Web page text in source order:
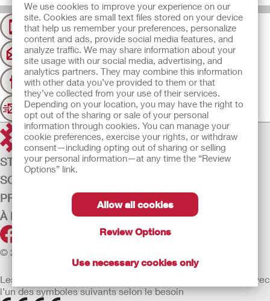
We use cookies to improve your experience on our
site. Cookies are small text files stored on your device
that help us remember your preferences, personalize
content and ads, provide social media features, and
analyze traffic. We may share information about your
site usage with our social media, advertising, and
analytics partners. They may combine this information
with other data you’ve provided to them or that
they’ve collected from your use of their services.
Depending on your location, you may have the right to
opt out of the sharing or sale of your personal
information through cookies. You can manage your
cookie preferences, exercise your rights, or withdraw
consent—including opting out of sharing or selling
your personal information—at any time the “Review
Options” link.
Allow all cookies
Review Options
Use necessary cookies only
Contactez-nous
0800 90626
Cliquez ici pour envoyer un email
Contactez-nous!
Visitez Hollister Incorporated sur Facebook
Inscrivez-vous
Inscrivez-vous à notre liste de contacts pour rester informé
STOMATHÉRAPIE
SOINS DE LA CONTINENCE
PRODUITS
À PROPOS DE HOLLISTER
© 2026 Hollister Incorporated
Les dispositifs médicaux vendus dans l’UE sont marqués avec
l’un des symboles suivants selon le besoin